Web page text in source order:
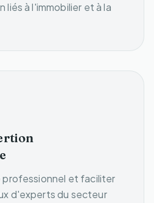
à l'immobilier et à la
professionnel et faciliter
d'experts du secteur